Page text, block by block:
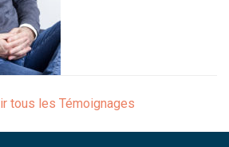
tous les Témoignages